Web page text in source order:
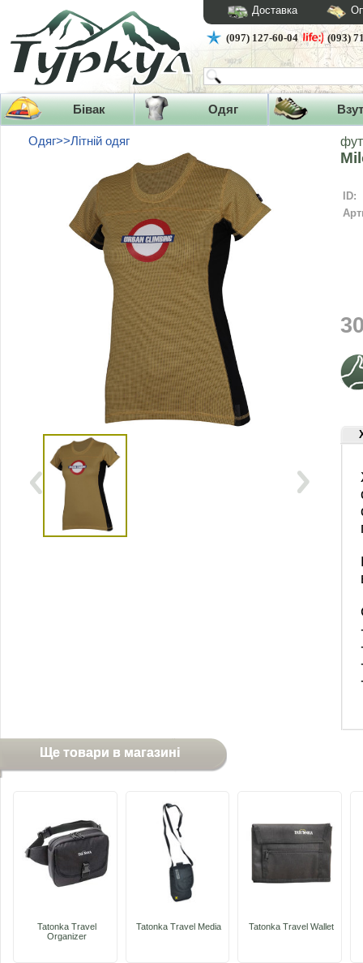
Доставка
(097) 127-60-04 (093)
Бівак Одяг
Одяг>>Літній одяг
ID:
Ще товари в магазині
Tatonka Travel
Organizer
Tatonka Travel Media Tatonka Travel Wallet